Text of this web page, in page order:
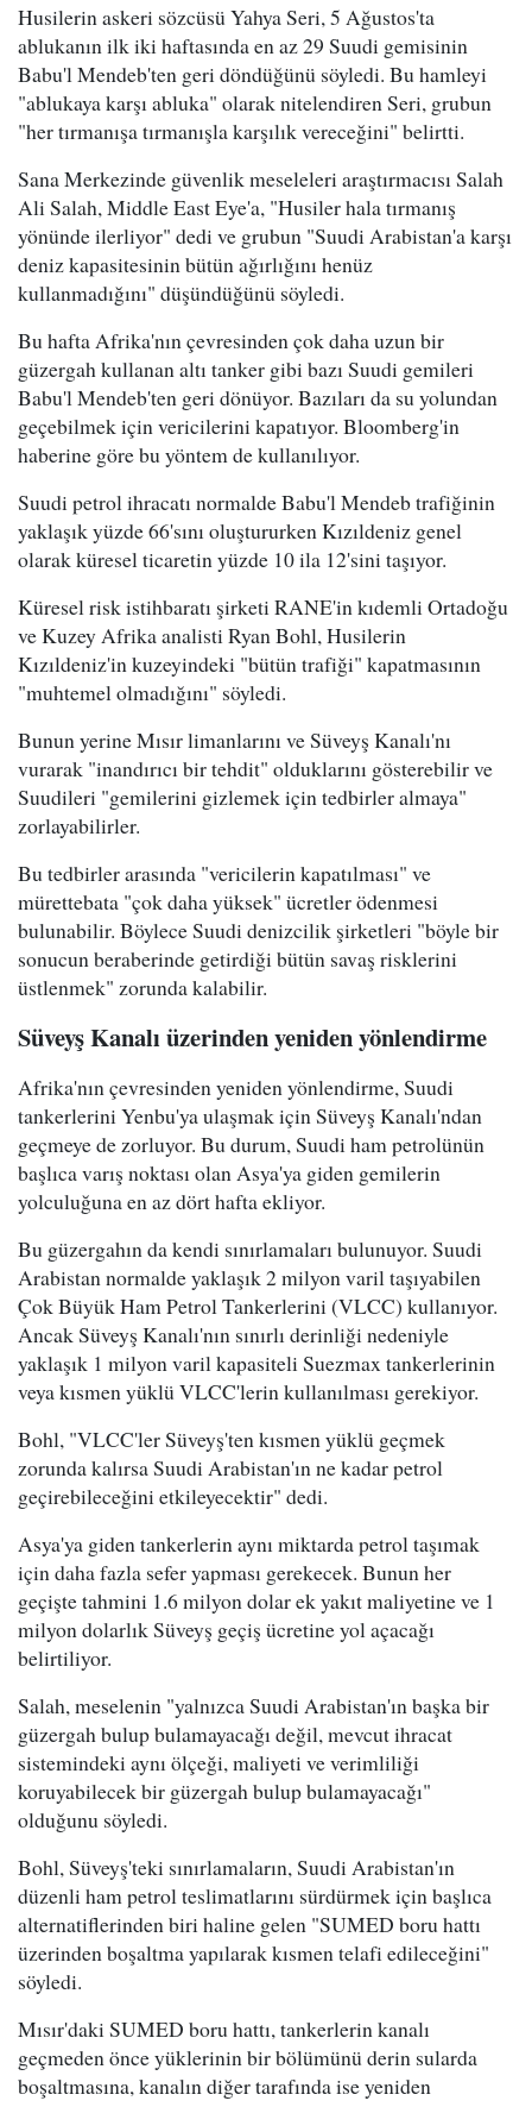
Husilerin askeri sözcüsü Yahya Seri, 5 Ağustos'ta
ablukanın ilk iki haftasında en az 29 Suudi gemisinin
Babu'l Mendeb'ten geri döndüğünü söyledi. Bu hamleyi
"ablukaya karşı abluka" olarak nitelendiren Seri, grubun
"her tırmanışa tırmanışla karşılık vereceğini" belirtti.
Sana Merkezinde güvenlik meseleleri araştırmacısı Salah
Ali Salah, Middle East Eye'a, "Husiler hala tırmanış
yönünde ilerliyor" dedi ve grubun "Suudi Arabistan'a karşı
deniz kapasitesinin bütün ağırlığını henüz
kullanmadığını" düşündüğünü söyledi.
Bu hafta Afrika'nın çevresinden çok daha uzun bir
güzergah kullanan altı tanker gibi bazı Suudi gemileri
Babu'l Mendeb'ten geri dönüyor. Bazıları da su yolundan
geçebilmek için vericilerini kapatıyor. Bloomberg'in
haberine göre bu yöntem de kullanılıyor.
Suudi petrol ihracatı normalde Babu'l Mendeb trafiğinin
yaklaşık yüzde 66'sını oluştururken Kızıldeniz genel
olarak küresel ticaretin yüzde 10 ila 12'sini taşıyor.
Küresel risk istihbaratı şirketi RANE'in kıdemli Ortadoğu
ve Kuzey Afrika analisti Ryan Bohl, Husilerin
Kızıldeniz'in kuzeyindeki "bütün trafiği" kapatmasının
"muhtemel olmadığını" söyledi.
Bunun yerine Mısır limanlarını ve Süveyş Kanalı'nı
vurarak "inandırıcı bir tehdit" olduklarını gösterebilir ve
Suudileri "gemilerini gizlemek için tedbirler almaya"
zorlayabilirler.
Bu tedbirler arasında "vericilerin kapatılması" ve
mürettebata "çok daha yüksek" ücretler ödenmesi
bulunabilir. Böylece Suudi denizcilik şirketleri "böyle bir
sonucun beraberinde getirdiği bütün savaş risklerini
üstlenmek" zorunda kalabilir.
Süveyş Kanalı üzerinden yeniden yönlendirme
Afrika'nın çevresinden yeniden yönlendirme, Suudi
tankerlerini Yenbu'ya ulaşmak için Süveyş Kanalı'ndan
geçmeye de zorluyor. Bu durum, Suudi ham petrolünün
başlıca varış noktası olan Asya'ya giden gemilerin
yolculuğuna en az dört hafta ekliyor.
Bu güzergahın da kendi sınırlamaları bulunuyor. Suudi
Arabistan normalde yaklaşık 2 milyon varil taşıyabilen
Çok Büyük Ham Petrol Tankerlerini (VLCC) kullanıyor.
Ancak Süveyş Kanalı'nın sınırlı derinliği nedeniyle
yaklaşık 1 milyon varil kapasiteli Suezmax tankerlerinin
veya kısmen yüklü VLCC'lerin kullanılması gerekiyor.
Bohl, "VLCC'ler Süveyş'ten kısmen yüklü geçmek
zorunda kalırsa Suudi Arabistan'ın ne kadar petrol
geçirebileceğini etkileyecektir" dedi.
Asya'ya giden tankerlerin aynı miktarda petrol taşımak
için daha fazla sefer yapması gerekecek. Bunun her
geçişte tahmini 1.6 milyon dolar ek yakıt maliyetine ve 1
milyon dolarlık Süveyş geçiş ücretine yol açacağı
belirtiliyor.
Salah, meselenin "yalnızca Suudi Arabistan'ın başka bir
güzergah bulup bulamayacağı değil, mevcut ihracat
sistemindeki aynı ölçeği, maliyeti ve verimliliği
koruyabilecek bir güzergah bulup bulamayacağı"
olduğunu söyledi.
Bohl, Süveyş'teki sınırlamaların, Suudi Arabistan'ın
düzenli ham petrol teslimatlarını sürdürmek için başlıca
alternatiflerinden biri haline gelen "SUMED boru hattı
üzerinden boşaltma yapılarak kısmen telafi edileceğini"
söyledi.
Mısır'daki SUMED boru hattı, tankerlerin kanalı
geçmeden önce yüklerinin bir bölümünü derin sularda
boşaltmasına, kanalın diğer tarafında ise yeniden